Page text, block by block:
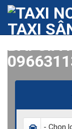
Skip
content